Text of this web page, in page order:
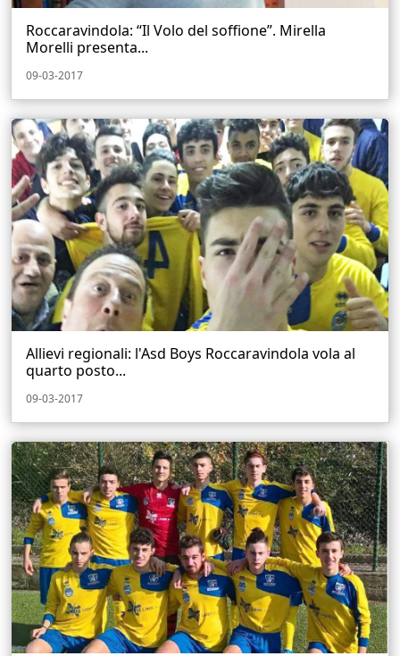
Roccaravindola: “Il Volo del soffione”. Mirella
Morelli presenta...
09-03-2017
Allievi regionali: l'Asd Boys Roccaravindola vola al
quarto posto...
09-03-2017